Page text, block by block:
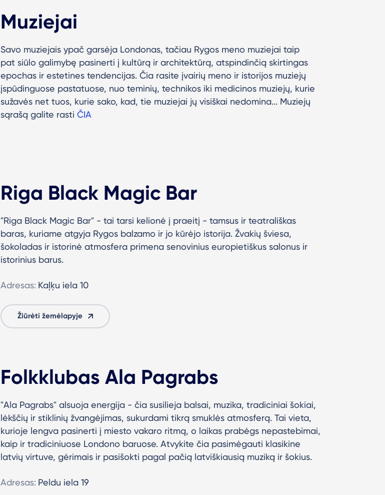
Muziejai
Savo muziejais ypač garsėja Londonas, tačiau Rygos meno muziejai taip
pat siūlo galimybę pasinerti į kultūrą ir architektūrą, atspindinčią skirtingas
epochas ir estetines tendencijas. Čia rasite įvairių meno ir istorijos muziejų
įspūdinguose pastatuose, nuo teminių, technikos iki medicinos muziejų, kurie
sužavės net tuos, kurie sako, kad, tie muziejai jų visiškai nedomina... Muziejų
sąrašą galite rasti ČIA
Riga Black Magic Bar
"Riga Black Magic Bar" - tai tarsi kelionė į praeitį - tamsus ir teatrališkas
baras, kuriame atgyja Rygos balzamo ir jo kūrėjo istorija. Žvakių šviesa,
šokoladas ir istorinė atmosfera primena senovinius europietiškus salonus ir
istorinius barus.
Adresas: Kaļķu iela 10
Žiūrėti žemėlapyje
Folkklubas Ala Pagrabs
"Ala Pagrabs" alsuoja energija - čia susilieja balsai, muzika, tradiciniai šokiai,
lėkščių ir stiklinių žvangėjimas, sukurdami tikrą smuklės atmosferą. Tai vieta,
kurioje lengva pasinerti į miesto vakaro ritmą, o laikas prabėgs nepastebimai,
kaip ir tradiciniuose Londono baruose. Atvykite čia pasimėgauti klasikine
latvių virtuve, gėrimais ir pasišokti pagal pačią latviškiausią muziką ir šokius.
Adresas: Peldu iela 19